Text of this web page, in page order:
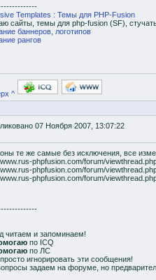
Templates : Темы для PHP-Fusion
сайты, темы для php-fusion (SF),
баннеров, логотипов
рангов
^
07 Ноября 2007, 13:07:22
те же самые без исключения, все
phpfusion.com/forum/
phpfusion.com/forum/
phpfusion.com/forum/
читаем и запоминаем!
по ICQ
по ЛС
игнорировать эти сообщения!
задаем на форуме, но